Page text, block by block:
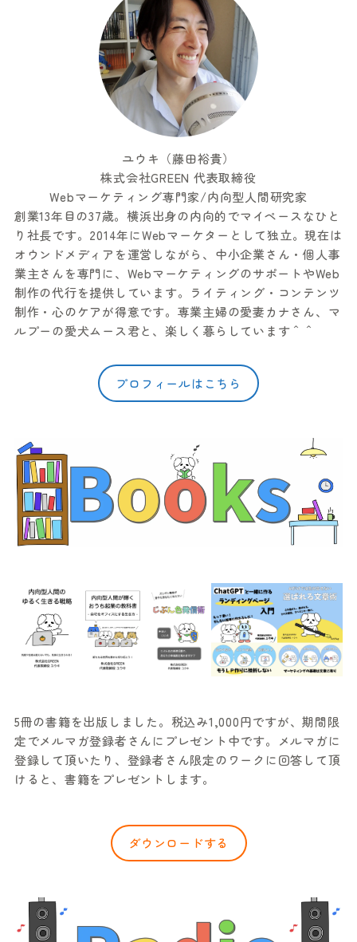
ユウキ（藤田裕貴）
株式会社GREEN 代表取締役
Webマーケティング専門家/内向型人間研究家
創業13年目の37歳。横浜出身の内向的でマイペースなひと
り社長です。2014年にWebマーケターとして独立。現在は
オウンドメディアを運営しながら、中小企業さん・個人事
業主さんを専門に、WebマーケティングのサポートやWeb
制作の代行を提供しています。ライティング・コンテンツ
制作・心のケアが得意です。専業主婦の愛妻カナさん、マ
ルプーの愛犬ムース君と、楽しく暮らしています＾＾
プロフィールはこちら
5冊の書籍を出版しました。税込み1,000円ですが、期間限
定でメルマガ登録者さんにプレゼント中です。メルマガに
登録して頂いたり、登録者さん限定のワークに回答して頂
けると、書籍をプレゼントします。
ダウンロードする